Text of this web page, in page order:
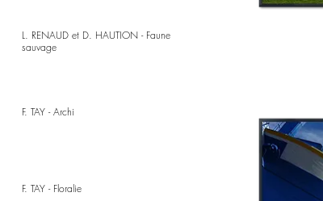
L. RENAUD et D. HAUTION - Faune
sauvage
F. TAY - Archi
F. TAY - Floralie